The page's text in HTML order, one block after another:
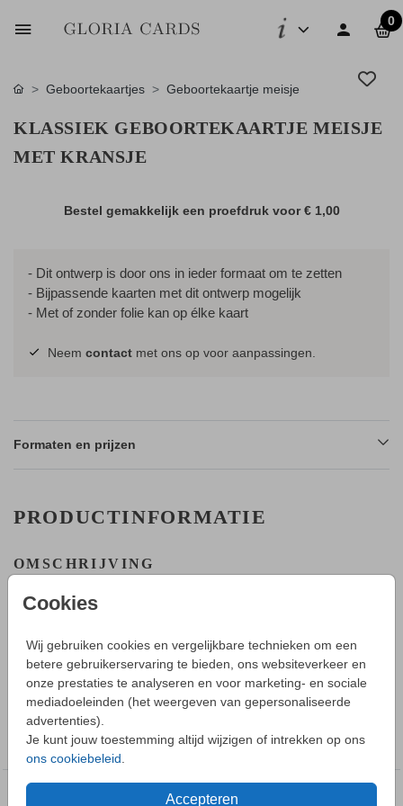
0
Cookies
Wij gebruiken cookies en vergelijkbare technieken om een
betere gebruikerservaring te bieden, ons websiteverkeer en
onze prestaties te analyseren en voor marketing- en sociale
mediadoeleinden (het weergeven van gepersonaliseerde
advertenties).
Je kunt jouw toestemming altijd wijzigen of intrekken op ons
ons cookiebeleid
Accepteren
Geboortekaartjes Geboortekaartje meisje
KLASSIEK GEBOORTEKAARTJE MEISJE
MET KRANSJE
Bestel gemakkelijk een proefdruk voor€ 1,00
- Dit ontwerp is door ons in ieder formaat om te zetten
- Bijpassende kaarten met dit ontwerp mogelijk
- Met of zonder folie kan op élke kaart
Neem contact met ons op voor aanpassingen.
Formaten en prijzen
PRODUCTINFORMATIE
OMSCHRIJVING
de editor kun je de aanpassingen maken.
HOE WERKT HET?
- Maak in de editor een mooi ontwerp van dit geboortekaartje.
- Sla deze op in je account en bestel daarna een proefdruk.
- Tijdens bestellen kun je kiezen uit verschillende formaten,
papiersoorten en envelopkleuren.
- Bij je 1e proefdruk ontvang je een proefsetje van
papiersoorten en envelopkleuren.
vooraf bestellen.
Toon meer
COLLECTIE
Geboortekaartje meisje